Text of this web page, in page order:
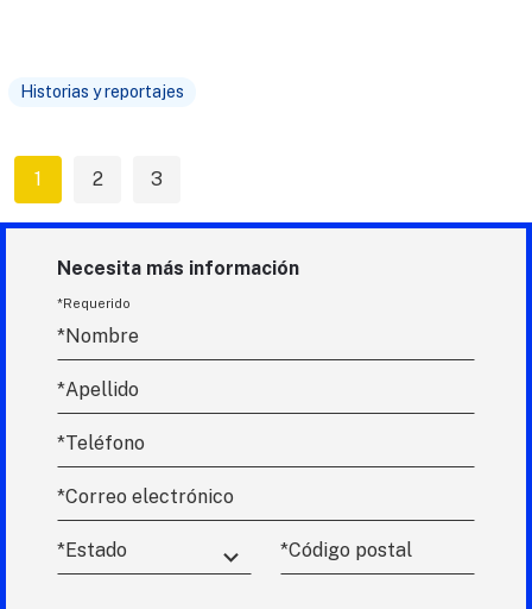
Historias y reportajes
1 2 3
Necesita más información
*Requerido
*Nombre
*Apellido
*Teléfono
*Correo electrónico
*Estado *Código postal